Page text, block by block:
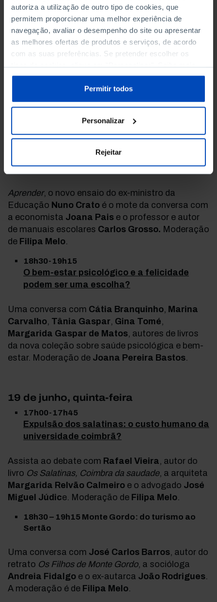
autoriza a utilização de outro tipo de cookies, que
permitem proporcionar uma melhor experiência de
navegação, avaliar o desempenho do site ou apresentar
as melhores ofertas de produtos e serviços, de acordo
com as suas preferências. Se pretender escolher os
tipos de cookies, clique em "Personalizar". Saiba mais
sobre cookies através da gestão de preferências ou da
Política de Cookies.
Permitir todos
Personalizar
Rejeitar
18h30 - 19h15
Da capaà contracapa: O que mudou na
indústria musicalportuguesa?
O programa da rádio Renascença, em parceria
com a Fundação, é gravado ao vivo.João
Gobern, autor do livroTira o Disco e Toca ao
FerreiraeNunoGonçalves
conversam comJosé PedroFrazão.
15 de junho, domingo
Aprender: disciplinas, rigor e avaliação
Aprender, o novo ensaio do ex-ministro da
Educação Nuno Crato é o mote da conversa com
a economista Joana Pais e o professor e autor
de manuais escolares Carlos Grosso. Moderação
de Filipa Melo.
18h30-19h15
O bem-estar psicológico e a felicidade
podem ser uma escolha?
Uma conversa com Cátia Branquinho, Marina
Carvalho, Tânia Gaspar, Gina Tomé,
Margarida Gaspar de Matos, autores de livros
da nova coleção sobre saúde psicológica e bem-
estar. Moderação de Joana Pereira Bastos.
19 de junho, quinta-feira
17h00-17h45
Expulsão dos salatinas: o custo humano da
universidade coimbrã?
Assista ao debate com Rafael Vieira, autor do
livro Os Salatinas, Coimbra da saudade, a arquiteta
Margarida Relvão Calmeiro e o advogado José
Miguel Júdice. Moderação de Filipa Melo.
18h30 – 19h15 Monte Gordo: do turismo ao
Sertão
Uma conversa com José Carlos Barros, autor do
retrato Os Filhos de Monte Gordo, a socióloga
Andreia Fidalgo e o ex-autarca João Rodrigues.
A moderação é de Filipa Melo.